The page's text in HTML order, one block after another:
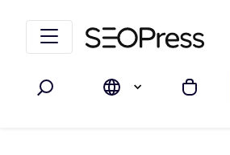
Rechercher Mon panier